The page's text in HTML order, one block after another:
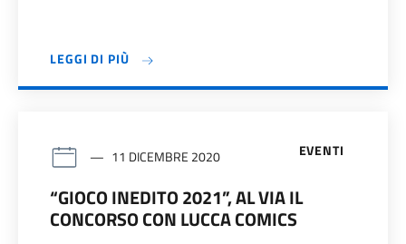
LEGGI DI PIÙ
EVENTI
11 DICEMBRE 2020
“GIOCO INEDITO 2021”, AL VIA IL
CONCORSO CON LUCCA COMICS